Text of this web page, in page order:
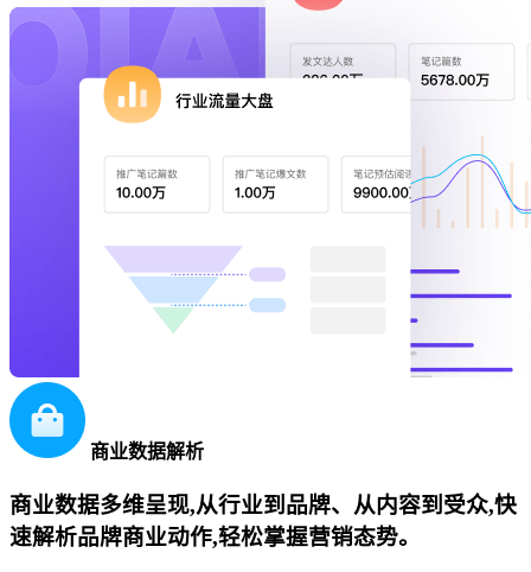
商业数据解析
商业数据多维呈现,从行业到品牌、从内容到受众,快
速解析品牌商业动作,轻松掌握营销态势。